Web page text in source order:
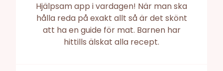
Hjälpsam app i vardagen! När man ska
hålla reda på exakt allt så är det skönt
att ha en guide för mat. Barnen har
hittills älskat alla recept.